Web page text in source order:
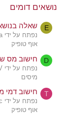
nנושאים דומים
E שאלה
נפתח על ידי Eleanta
אוף טופיק
D חישוב מס
נפתח על ידי DEIV
מיסים
T חישוב דמי
נפתח על ידי Terry Fic
אוף טופיק